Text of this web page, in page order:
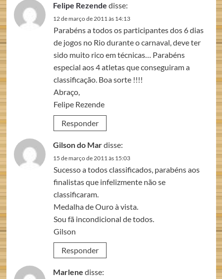
Felipe Rezende disse:
12 de março de 2011 às 14:13
Parabéns a todos os participantes dos 6 dias
de jogos no Rio durante o carnaval, deve ter
sido muito rico em técnicas… Parabéns
especial aos 4 atletas que conseguiram a
classificação. Boa sorte !!!!
Abraço,
Felipe Rezende
Responder
Gilson do Mardisse:
15 de março de 2011 às 15:03
Sucesso a todos classificados, parabéns aos
finalistas que infelizmente não se
classificaram.
Medalha de Ouro à vista.
Sou fã incondicional de todos.
Gilson
Responder
Marlene disse: